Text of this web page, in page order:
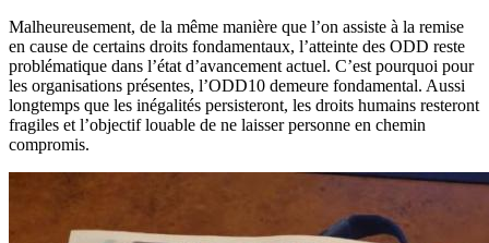
Malheureusement, de la même manière que l’on assiste à la remise
en cause de certains droits fondamentaux, l’atteinte des ODD reste
problématique dans l’état d’avancement actuel. C’est pourquoi pour
les organisations présentes, l’ODD10 demeure fondamental. Aussi
longtemps que les inégalités persisteront, les droits humains resteront
fragiles et l’objectif louable de ne laisser personne en chemin
compromis.